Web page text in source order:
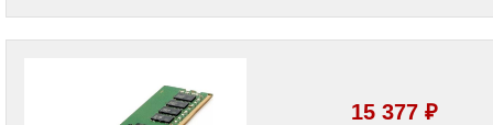
хранения
15 377 ₽